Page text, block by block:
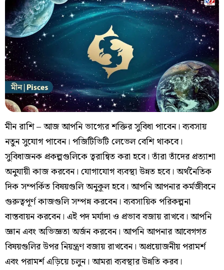
মীন রাশি – আজ আপনি ভাগ্যের শক্তির সুবিধা পাবেন। ব্যবসায়
নতুন সুযোগ পাবেন। পজিটিভিটি লেভেল বেশি থাকবে।
সুবিধাজনক প্রকল্পগুলিকে ত্বরান্বিত করা হবে। তাঁরা তাঁদের প্রত্যাশা
অনুযায়ী কাজ করবেন। যোগাযোগ ব্যবস্থা উন্নত হবে। অর্থনৈতিক
দিক সম্পর্কিত বিষয়গুলি অনুকূল হবে। আপনি আপনার কর্মজীবনে
গুরুত্বপূর্ণ কাজগুলি সম্পন্ন করবেন। ব্যবসায়িক পরিকল্পনা
বাস্তবায়ন করবেন। এই পদ মর্যাদা ও প্রভাব বজায় রাখবে। আপনি
জ্ঞান এবং অভিজ্ঞতা অর্জন করবেন। আপনি আপনার আবেগগত
বিষয়গুলির উপর নিয়ন্ত্রণ বজায় রাখবেন। অপ্রয়োজনীয় পরামর্শ
এবং পরামর্শ এড়িয়ে চলুন। আমরা ব্যবস্থার উন্নতি করব।